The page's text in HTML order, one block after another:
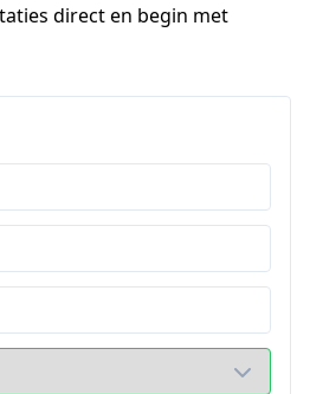
direct en begin met